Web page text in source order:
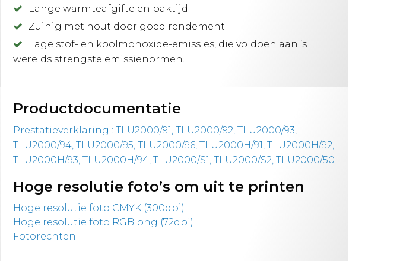
Lange warmteafgifte en baktijd.
Zuinig met hout door goed rendement.
Lage stof- en koolmonoxide-emissies, die voldoen aan ’s
werelds strengste emissienormen.
Productdocumentatie
Prestatieverklaring : TLU2000/91, TLU2000/92, TLU2000/93,
TLU2000/94, TLU2000/95, TLU2000/96, TLU2000H/91, TLU2000H/92,
TLU2000H/93, TLU2000H/94, TLU2000/S1, TLU2000/S2, TLU2000/50
Hoge resolutie foto’s om uit te printen
Hoge resolutie foto CMYK (300dpi)
Hoge resolutie foto RGB png (72dpi)
Fotorechten